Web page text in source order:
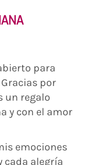
para
por
un regalo
y con el amor
emociones
cada alegría